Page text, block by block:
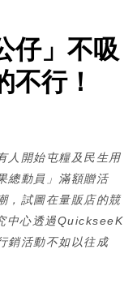
仔」不吸
不行！
人開始屯糧及民生用
總動員」滿額贈活
，試圖在量販店的競
中心透過QuickseeK
銷活動不如以往成